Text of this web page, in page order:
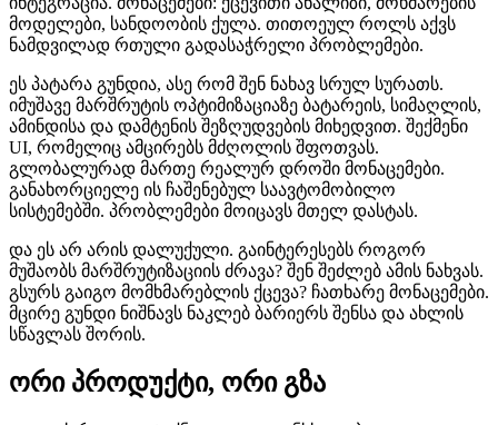
მოდელები, სანდოობის ქულა. თითოეულ როლს აქვს
ნამდვილად რთული გადასაჭრელი პრობლემები.
ეს პატარა გუნდია, ასე რომ შენ ნახავ სრულ სურათს.
იმუშავე მარშრუტის ოპტიმიზაციაზე ბატარეის, სიმაღლის,
ამინდისა და დამტენის შეზღუდვების მიხედვით. შექმენი
UI, რომელიც ამცირებს მძღოლის შფოთვას.
გლობალურად მართე რეალურ დროში მონაცემები.
განახორციელე ის ჩაშენებულ საავტომობილო
სისტემებში. პრობლემები მოიცავს მთელ დასტას.
და ეს არ არის დალუქული. გაინტერესებს როგორ
მუშაობს მარშრუტიზაციის ძრავა? შენ შეძლებ ამის ნახვას.
გსურს გაიგო მომხმარებლის ქცევა? ჩათხარე მონაცემები.
მცირე გუნდი ნიშნავს ნაკლებ ბარიერს შენსა და ახლის
სწავლას შორის.
ორი პროდუქტი, ორი გზა